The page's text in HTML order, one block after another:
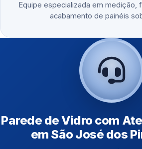
Equipe especializada em medição,
acabamento de painéis
Parede de Vidro com
em São José dos